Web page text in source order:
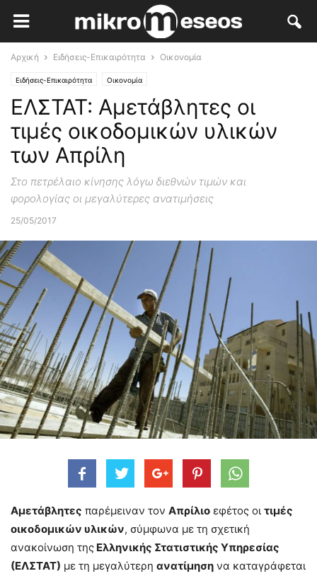
Αρχική Ειδήσεις-Επικαιρότητα Οικονομία
Ειδήσεις-Επικαιρότητα Οικονομία
ΕΛΣΤΑΤ: Αμετάβλητες οι
τιμές οικοδομικών υλικών
των Απρίλη
Στο πετρέλαιο κίνησης λόγω διεθνών τιμών και
φορολογίας οι μεγαλύτερες ανατιμήσεις
25/05/2017
Αμετάβλητες παρέμειναν τον Απρίλιο εφέτος οι τιμές
οικοδομικών υλικών, σύμφωνα με τη σχετική
ανακοίνωση της Ελληνικής Στατιστικής Υπηρεσίας
(ΕΛΣΤΑΤ) με τη μεγαλύτερη ανατίμηση να καταγράφεται